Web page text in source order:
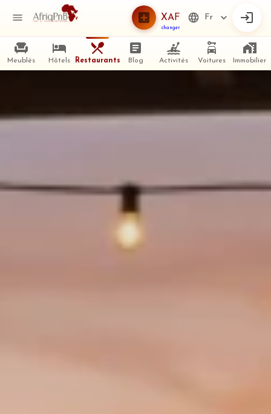
XAF
changer
Fr
Meublés Hôtels Restaurants Blog Activités Voitures Immobilier